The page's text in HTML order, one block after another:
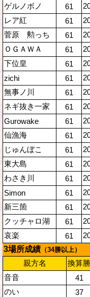
ゲルノボノ
61
レア紅
61
菅原 勲っち
61
ＯＧＡＷＡ
61
下位皇
61
zichi
61
無事ノ川
61
ネギ抜き一家
61
Gurowake
61
仙漁海
61
じゅんぼこ
61
東大島
61
わさき川
61
Simon
61
新三箇
61
クッチャロ湖
61
哀楽
61
3場所成績 （34勝以上）
親方名 換算勝
音音
41
のい
37